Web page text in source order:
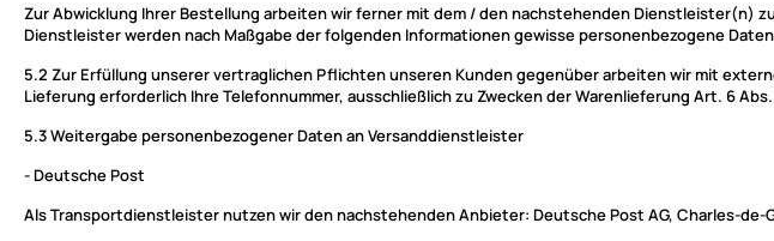
Zur Abwicklung Ihrer Bestellung arbeiten wir ferner mit dem / den nachstehenden Dienstleister(n)
Dienstleister werden nach Maßgabe der folgenden Informationen gewisse personenbezogene
5.2 Zur Erfüllung unserer vertraglichen Pflichten unseren Kunden gegenüber arbeiten wir mit
Lieferung erforderlich Ihre Telefonnummer, ausschließlich zu Zwecken der Warenlieferung Art. 6
5.3Weitergabe personenbezogener Daten an Versanddienstleister
- Deutsche Post
Als Transportdienstleister nutzen wir den nachstehenden Anbieter: Deutsche Post AG, Charles-de-